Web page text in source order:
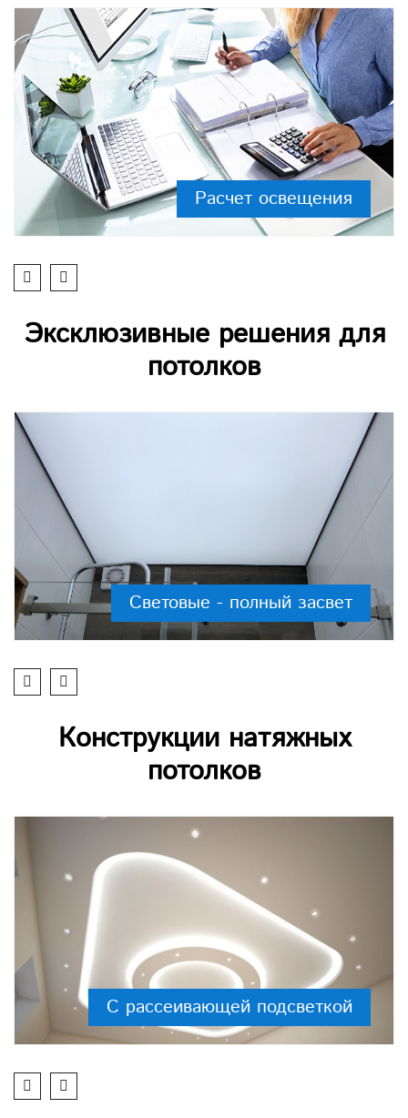
Расчет освещения
Эксклюзивные решения для
потолков
Световые - полный засвет
Конструкции натяжных
потолков
С рассеивающей подсветкой